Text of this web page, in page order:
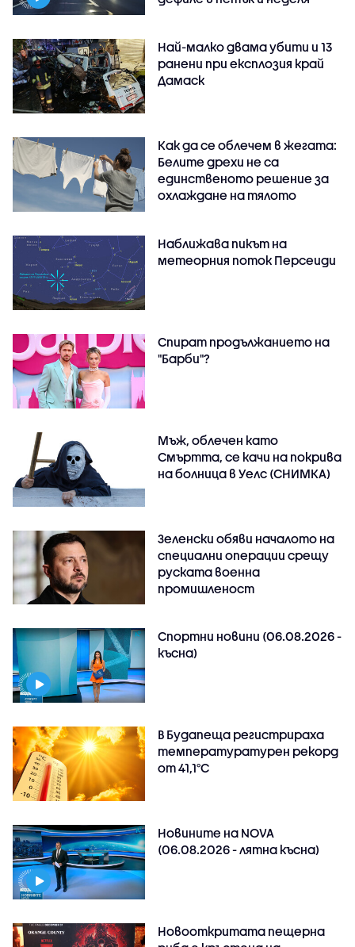
Най-малко двама убити и 13
ранени при експлозия край
Дамаск
Как да се облечем в жегата:
Белите дрехи не са
единственото решение за
охлаждане на тялото
Наближава пикът на
метеорния поток Персеиди
Спират продължанието на
"Барби"?
Мъж, облечен като
Смъртта, се качи на покрива
на болница в Уелс (СНИМКА)
Зеленски обяви началото на
специални операции срещу
руската военна
промишленост
Спортни новини (06.08.2026 -
късна)
В Будапеща регистрираха
температуратурен рекорд
от 41,1°C
Новините на NOVA
(06.08.2026 - лятна късна)
Новооткритата пещерна